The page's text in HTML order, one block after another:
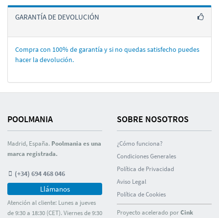
GARANTÍA DE DEVOLUCIÓN
Compra con 100% de garantí­a y si no quedas satisfecho puedes
hacer la devolución.
POOLMANIA
Madrid, España. Poolmania es una
marca registrada.
(+34) 694 468 046
Llámanos
Atención al cliente: Lunes a jueves
de 9:30 a 18:30 (CET). Viernes de 9:30
SOBRE NOSOTROS
¿Cómo funciona?
Condiciones Generales
Polí­tica de Privacidad
Aviso Legal
Polí­tica de Cookies
Proyecto acelerado porCink